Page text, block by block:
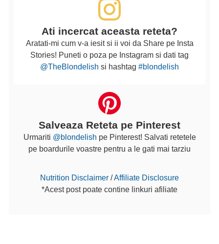
Ati incercat aceasta reteta?
Aratati-mi cum v-a iesit si ii voi da Share pe Insta
Stories! Puneti o poza pe Instagram si dati tag
@TheBlondelish si hashtag #blondelish
Salveaza Reteta pe Pinterest
Urmariti @blondelish pe Pinterest! Salvati retetele
pe boardurile voastre pentru a le gati mai tarziu
Nutrition Disclaimer /Affiliate Disclosure
*Acest post poate contine linkuri afiliate